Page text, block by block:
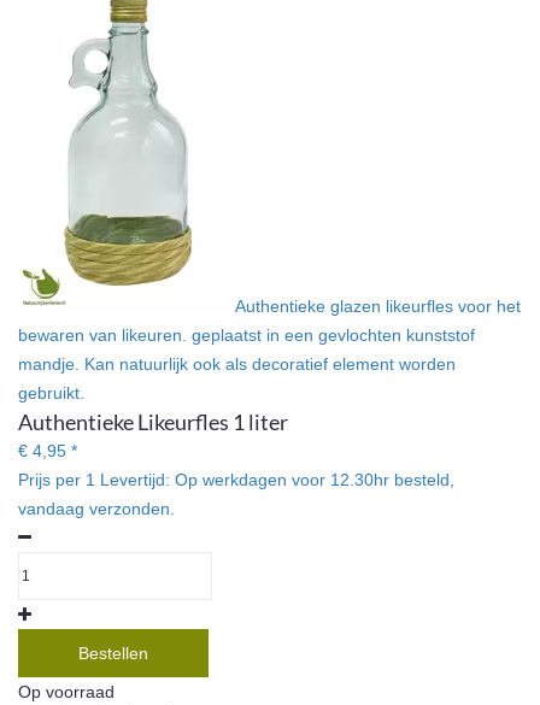
Authentieke glazen likeurfles voor het
bewaren van likeuren. geplaatst in een gevlochten kunststof
mandje. Kan natuurlijk ook als decoratief element worden
gebruikt.
Authentieke Likeurfles 1 liter
€ 4,95 *
Prijs per 1 Levertijd: Op werkdagen voor 12.30hr besteld,
vandaag verzonden.
Bestellen
Op voorraad